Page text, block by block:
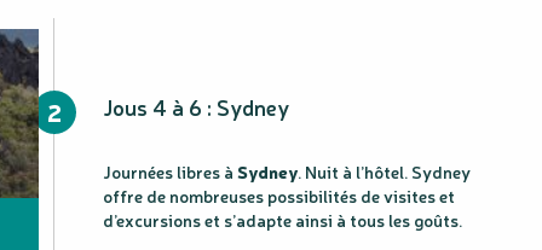
2 Jous 4 à 6 : Sydney
Journées libres à Sydney. Nuit à l’hôtel. Sydney
offre de nombreuses possibilités de visites et
d’excursions et s’adapte ainsi à tous les goûts.